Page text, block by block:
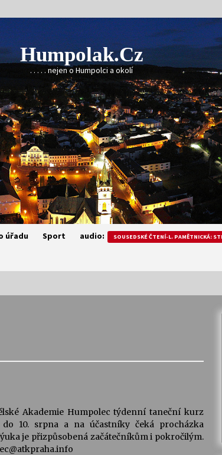
Humpolak.cz
. . . . . nejen o Humpolci a okolí
úřadu Sport audio: SOUSEDSKÉ ČTENÍ-L. PAMĚTNICKÁ:
Vysočinka
17. 7. 2026
Akademie Humpolec týdenní taneční kurz
10. srpna a na účastníky čeká procházka
je přizpůsobená začátečníkům i pokročilým.